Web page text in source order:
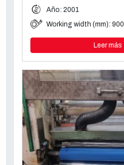
Año: 2001
Working width (mm): 900
Leer más